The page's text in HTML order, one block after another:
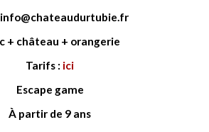
info@chateaudurtubie.fr
+ château + orangerie
Tarifs : ici
Escape game
À partir de 9 ans